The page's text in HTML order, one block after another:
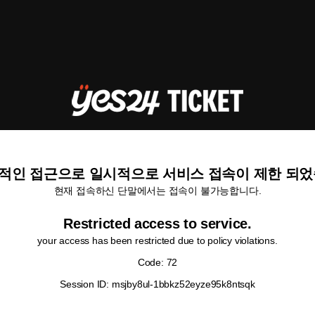
인 접근으로 일시적으로 서비스 접속이 제한 되
현재 접속하신 단말에서는 접속이 불가능합니다.
Restricted access to service.
your access has been restricted due to policy violations.
Code: 72
Session ID: msjby8ul-1bbkz52eyze95k8ntsqk